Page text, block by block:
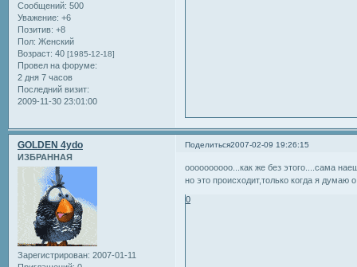
Сообщений: 500
Уважение: +6
Позитив: +8
Пол: Женский
Возраст: 40 [1985-12-18]
Провел на форуме:
2 дня 7 часов
Последний визит:
2009-11-30 23:01:00
Поделиться2007-02-09 19:26:15
GOLDEN 4ydo
ИЗБРАННАЯ
Зарегистрирован: 2007-01-11
оооооооооо...как же без этого....сама
но это происходит,только когда я думаю
0